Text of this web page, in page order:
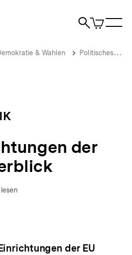
Suche
Artikel
im
& Wahlen Politisches System
der
der EU